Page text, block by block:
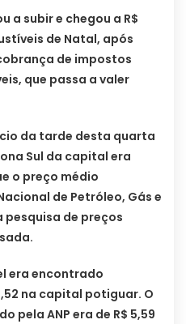
a subir e chegou a R$
de Natal, após
de impostos
que passa a valer
da tarde desta quarta
Sul da capital era
o preço médio
de Petróleo, Gás e
pesquisa de preços
era encontrado
na capital potiguar. O
pela ANP era de R$ 5,59